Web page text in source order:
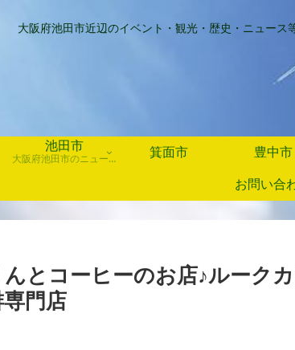
大阪府池田市近辺のイベント・観光・歴史・ニュース
池田市
大阪府池田市のニュース、歴史や行事、お店情報など
箕面市 豊中市
お問い合
とコーヒーのお店♪ルーク
門店